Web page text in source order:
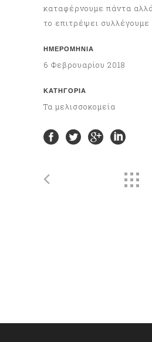
καταφέρνουμε πάντα
το επιτρέψει συλλέγουμε
ΗΜΕΡΟΜΗΝΊΑ
6 Φεβρουαρίου 2018
ΚΑΤΗΓΟΡΊΑ
Τα μελισσοκομεία